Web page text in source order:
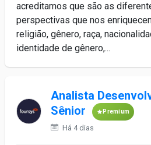
acreditamos que são as
perspectivas que nos
religião, gênero, raça,
identidade de gênero,...
Analista
Sênior
Premium
Há 4 dias